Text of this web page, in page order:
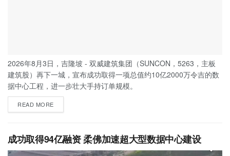
2026年8月3日，吉隆坡 - 双威建筑集团（SUNCON，5263，主板
建筑股）再下一城，宣布成功取得一项总值约10亿2000万令吉的数
据中心工程，进一步壮大手持订单规模。
READ MORE
成功取得94亿融资 柔佛加速超大型数据中心建设